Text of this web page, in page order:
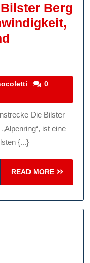
Berg
stefanocoletti
0
ist eine
{...}
READ MORE
READ
MORE